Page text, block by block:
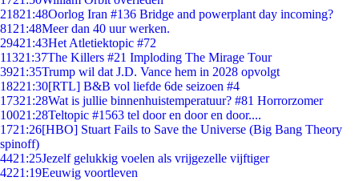
21821:48Oorlog Iran #136 Bridge and powerplant day incoming?
81 21:48Meer dan 40 uur werken.
29421:43Het Atletiektopic #72
11321:37The Killers #21 Imploding The Mirage Tour
3921:35Trump wil dat J.D. Vance hem in 2028 opvolgt
18221:30[RTL] B&B vol liefde 6de seizoen #4
17321:28Wat is jullie binnenhuistemperatuur? #81 Horrorzomer
10021:28Teltopic #1563 tel door en door en door....
1721:26[HBO] Stuart Fails to Save the Universe (Big Bang Theory
spinoff)
4421:25Jezelf gelukkig voelen als vrijgezelle vijftiger
4221:19Eeuwig voortleven